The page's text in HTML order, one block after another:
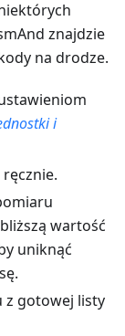
znajdzie
na drodze.
i
wartość
uniknąć
z gotowej listy